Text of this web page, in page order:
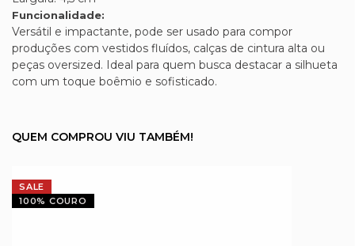
Funcionalidade:
Versátil e impactante, pode ser usado para compor
produções com vestidos fluídos, calças de cintura alta ou
peças oversized. Ideal para quem busca destacar a silhueta
com um toque boêmio e sofisticado.
QUEM COMPROU VIU TAMBÉM!
SALE
100% COURO